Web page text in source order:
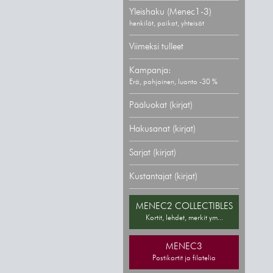
Yleishaku (Menec1-3)
henkilöt, paikat, yhteisöt
Viimeksi tulleet
Kampanja:
Erä, pohjoinen, luonto -30 %
Pääluokat (kirjat)
Hakusanat (kirjat)
Sarjat (kirjat)
Kustantajat (kirjat)
MENEC2 COLLECTIBLES
Kortit, lehdet, merkit ym...
MENEC3
Postikortit ja filatelia